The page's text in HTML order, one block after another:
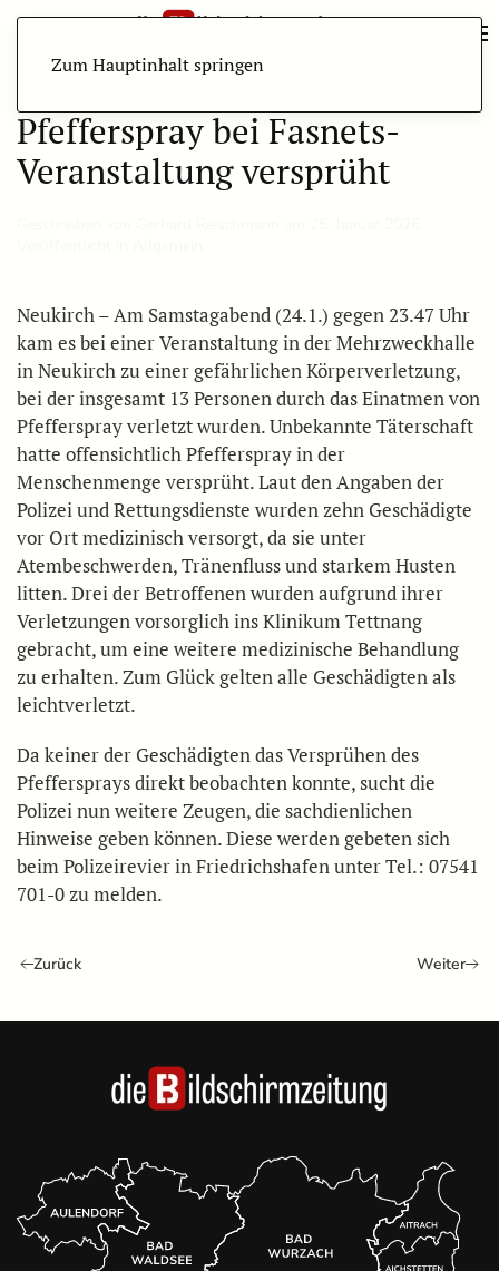
Zum Hauptinhalt springen
Pfefferspray bei Fasnets-
Veranstaltung versprüht
Neukirch – Am Samstagabend (24.1.) gegen 23.47 Uhr
kam es bei einer Veranstaltung in der Mehrzweckhalle
in Neukirch zu einer gefährlichen Körperverletzung,
bei der insgesamt 13 Personen durch das Einatmen von
Pfefferspray verletzt wurden. Unbekannte Täterschaft
hatte offensichtlich Pfefferspray in der
Menschenmenge versprüht. Laut den Angaben der
Polizei und Rettungsdienste wurden zehn Geschädigte
vor Ort medizinisch versorgt, da sie unter
Atembeschwerden, Tränenfluss und starkem Husten
litten. Drei der Betroffenen wurden aufgrund ihrer
Verletzungen vorsorglich ins Klinikum Tettnang
gebracht, um eine weitere medizinische Behandlung
zu erhalten. Zum Glück gelten alle Geschädigten als
leichtverletzt.
Da keiner der Geschädigten das Versprühen des
Pfeffersprays direkt beobachten konnte, sucht die
Polizei nun weitere Zeugen, die sachdienlichen
Hinweise geben können. Diese werden gebeten sich
beim Polizeirevier in Friedrichshafen unter Tel.: 07541
701-0 zu melden.
Zurück Weiter